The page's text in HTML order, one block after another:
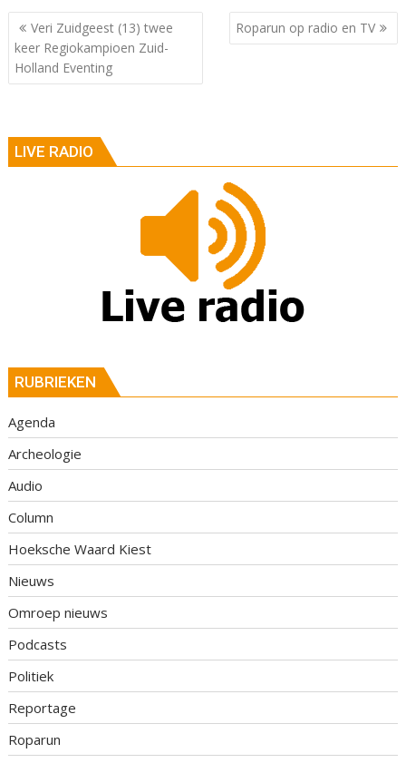
Berichtnavigatie
Veri Zuidgeest (13) twee
keer Regiokampioen Zuid-
Holland Eventing
Roparun op radio en TV
LIVE RADIO
RUBRIEKEN
Agenda
Archeologie
Audio
Column
Hoeksche Waard Kiest
Nieuws
Omroep nieuws
Podcasts
Politiek
Reportage
Roparun